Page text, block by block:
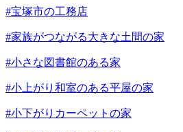
#宝塚市の工務店
#家族がつながる大きな土間の家
#小さな図書館のある家
#小上がり和室のある平屋の家
#小下がりカーペットの家